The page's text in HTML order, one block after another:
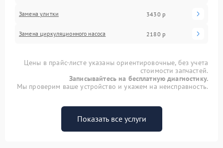
Замена улитки 3430 р
Замена циркуляционного насоса 2180 р
Цены в прайс-листе указаны ориентировочные, без учета
стоимости запчастей.
Записывайтесь на бесплатную диагностику.
Мы проверим ваше устройство и укажем на неисправность.
Показать все услуги